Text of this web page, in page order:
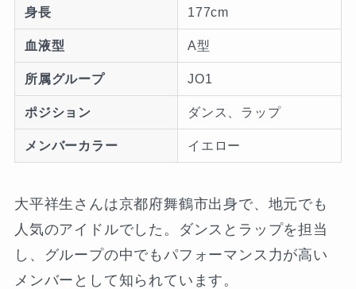
身長 177cm
血液型 A型
所属グループ JO1
ポジション ダンス、ラップ
メンバーカラー イエロー
大平祥生さんは京都府舞鶴市出身で、地元でも
人気のアイドルでした。ダンスとラップを担当
し、グループの中でもパフォーマンス力が高い
メンバーとして知られています。